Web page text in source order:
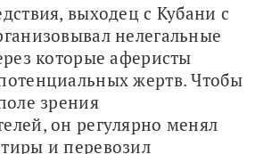
выходец с Кубани с
нелегальные
которые аферисты
жертв. Чтобы
зрения
он регулярно менял
и перевозил